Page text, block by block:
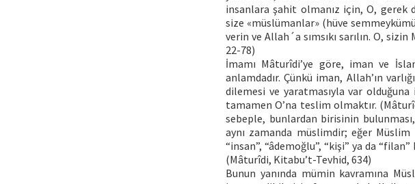
insanlara şahit olmanız için, O, gerek
size «müslümanlar» (hüve
verin ve Allah´a sımsıkı sarılın. O, sizin
22-78)
İmamı Mâturîdi’ye göre, iman ve
anlamdadır. Çünkü iman, Allah’ın
dilemesi ve yaratmasıyla var
tamamen O’na teslim olmaktır.
sebeple, bunlardan birisinin
aynı zamanda müslimdir; eğer
“insan”, “âdemoğlu”, “kişi” ya da
(Mâturîdi, Kitabu’t-Tevhid, 634)
Bunun yanında mümin kavramına